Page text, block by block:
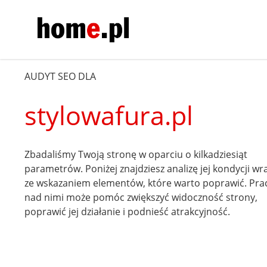
AUDYT SEO DLA
stylowafura.pl
Zbadaliśmy Twoją stronę w oparciu o kilkadziesiąt
parametrów. Poniżej znajdziesz analizę jej kondycji
ze wskazaniem elementów, które warto poprawić.
nad nimi może pomóc zwiększyć widoczność strony,
poprawić jej działanie i podnieść atrakcyjność.